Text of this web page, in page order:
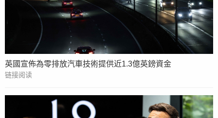
英國宣佈為零排放汽車技術提供近1.3億英鎊資金
链接阅读